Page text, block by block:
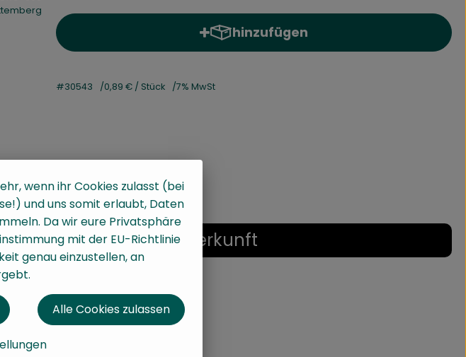
hinzufügen
Produkt zum Warenkorb hinzufügen
#30543 0,89 € / Stück 7% MwSt
Herkunft
wenn ihr Cookies zulasst (bei
und uns somit erlaubt, Daten
Da wir eure Privatsphäre
mit der EU-Richtlinie
genau einzustellen, an
Alle Cookies zulassen